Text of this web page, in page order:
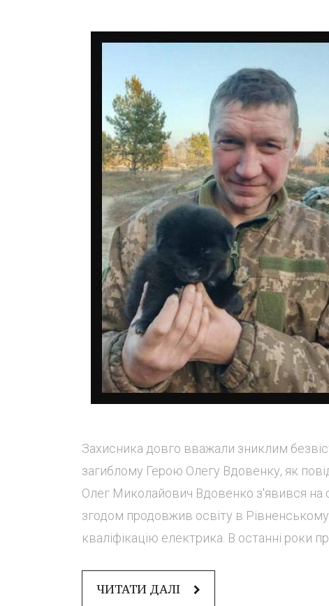
Захисника довго вважали зниклим
загиблому Герою Олегу Вдовенку, як
Олег Миколайович Вдовенко з'явився на
згодом продовжив освіту в
кваліфікацію електрика. В останні роки
ЧИТАТИ ДАЛІ